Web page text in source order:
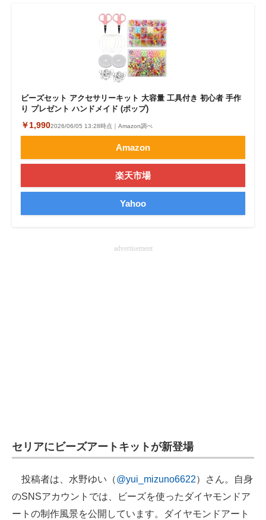
ビジネスと働き方のヒント
AI活用のいまが分かる
企業ITのトレンドを詳説
経営リーダーのコミュニティ
マーケ×ITの今がよく分かる
ITエンジニア向け専門サイト
ビーズセット アクセサリーキット 大容量 工具付き 初心者 手作
り プレゼント ハンドメイド (ポップ)
￥1,9902026/06/05 13:28時点｜Amazon調べ
Amazon
楽天市場
Yahoo
advertisement
セリアにビーズアートキットが新登場
投稿者は、水野ゆい（@yui_mizuno6622）さん。自身
のSNSアカウントでは、ビーズを使ったダイヤモンドア
ートの制作風景を公開しています。ダイヤモンドアート